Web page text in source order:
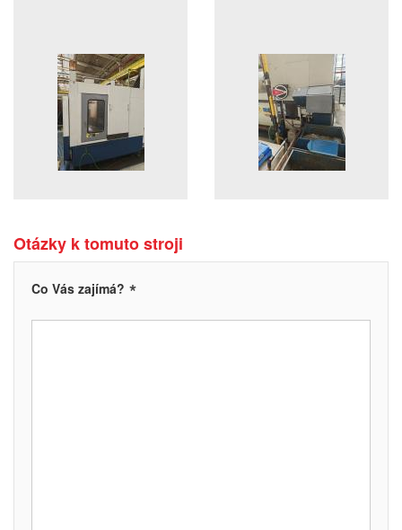
Otázky k tomuto stroji
Co Vás zajímá? *